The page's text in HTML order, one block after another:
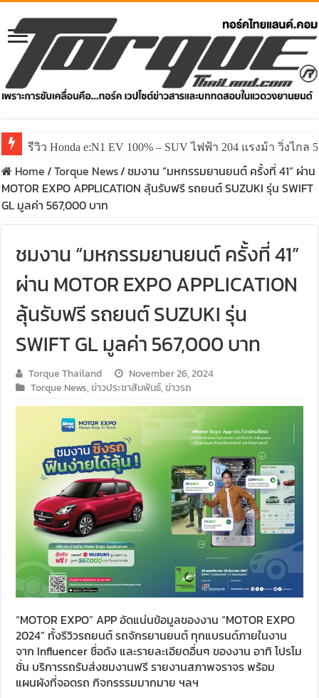
รีวิว Honda e:N1 EV 100% – SUV ไฟฟ้า 204 แรงม้า วิ่งไกล
รีวิว ลองขับ All New GWM HAVAL H6 ปรับโฉมหน้าใหม่
Home/Torque News/ชมงาน “มหกรรมยานยนต์ ครั้งที่ 41” ผ่าน
MOTOR EXPO APPLICATION ลุ้นรับฟรี รถยนต์ SUZUKI รุ่น SWIFT
GL มูลค่า 567,000 บาท
ชมงาน “มหกรรมยานยนต์ ครั้งที่ 41”
ผ่าน MOTOR EXPO APPLICATION
ลุ้นรับฟรี รถยนต์ SUZUKI รุ่น
SWIFT GL มูลค่า 567,000 บาท
Torque Thailand
November 26, 2024
Torque News,ข่าวประชาสัมพันธ์,ข่าวรถ
“MOTOR EXPO” APP อัดแน่นข้อมูลของงาน “MOTOR EXPO
2024” ทั้งรีวิวรถยนต์ รถจักรยานยนต์ ทุกแบรนด์ภายในงาน
จาก Influencer ชื่อดัง และรายละเอียดอื่นๆ ของงาน อาทิ โปรโม
ชั่น บริการรถรับส่งชมงานฟรี รายงานสภาพจราจร พร้อม
แผนผังที่จอดรถ กิจกรรรมมากมาย ฯลฯ